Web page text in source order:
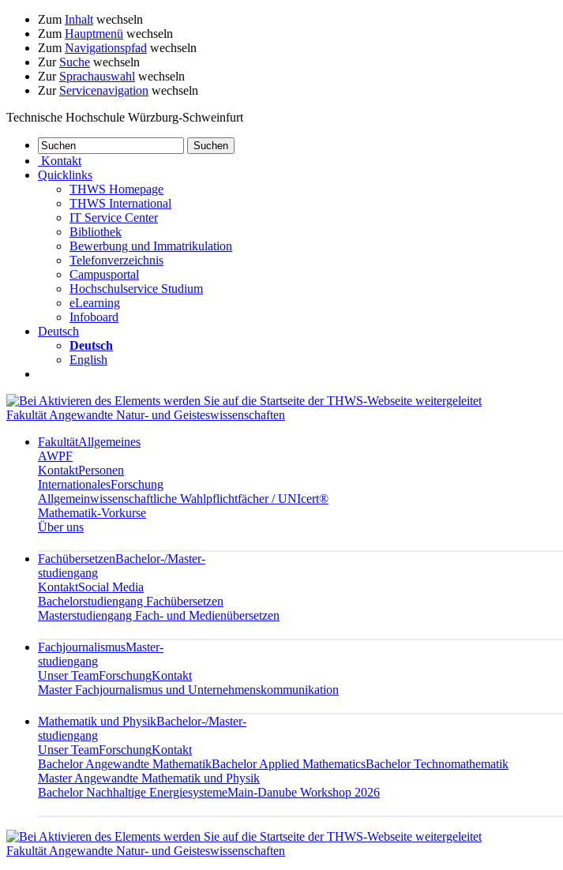
Zum Inhalt wechseln
Zum Hauptmenü wechseln
Zum Navigationspfad wechseln
Zur Suche wechseln
Zur Sprachauswahl wechseln
Zur Servicenavigation wechseln
Technische Hochschule Würzburg-Schweinfurt
Kontakt
Quicklinks
THWS Homepage
THWS International
IT Service Center
Bibliothek
Bewerbung und Immatrikulation
Telefonverzeichnis
Campusportal
Hochschulservice Studium
eLearning
Infoboard
Deutsch
Deutsch
English
Fakultät Angewandte Natur- und Geisteswissenschaften
FakultätAllgemeines
AWPF
KontaktPersonen
InternationalesForschung
Allgemeinwissenschaftliche Wahlpflichtfächer / UNIcert®
Mathematik-Vorkurse
Über uns
FachübersetzenBachelor-/Master-
studiengang
KontaktSocial Media
Bachelorstudiengang Fachübersetzen
Masterstudiengang Fach- und Medienübersetzen
FachjournalismusMaster-
studiengang
Unser TeamForschungKontakt
Master Fachjournalismus und Unternehmenskommunikation
Mathematik und PhysikBachelor-/Master-
studiengang
Unser TeamForschungKontakt
Bachelor Angewandte MathematikBachelor Applied MathematicsBachelor Technomathematik
Master Angewandte Mathematik und Physik
Bachelor Nachhaltige EnergiesystemeMain-Danube Workshop 2026
Fakultät Angewandte Natur- und Geisteswissenschaften